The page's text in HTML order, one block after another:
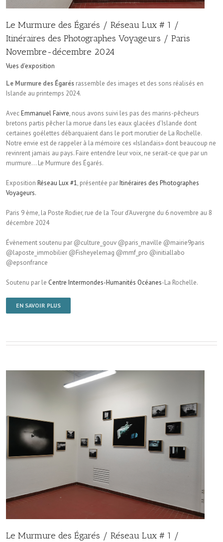
Le Murmure des Égarés / Réseau Lux # 1 /
Itinéraires des Photographes Voyageurs / Paris
Novembre-décembre 2024
Vues d'exposition
Le Murmure des Égarés rassemble des images et des sons réalisés en
Islande au printemps 2024.
AvecEmmanuel Faivre, nous avons suivi les pas des marins-pêcheurs
bretons partis pêcher la morue dans les eaux glacées d’Islande dont
certaines goélettes débarquaient dans le port morutier de La Rochelle.
Notre envie est de rappeler à la mémoire ces «Islandais» dont beaucoup ne
revinrent jamais au pays. Faire entendre leur voix, ne serait-ce que par un
murmure… Le Murmure des Égarés.
Exposition Réseau Lux #1, présentée parItinéraires des Photographes
Voyageurs.
Paris 9 ème, la Poste Rodier, rue de la Tour d’Auvergne du 6 novembre au 8
décembre 2024
Évènement soutenu par @culture_gouv @paris_maville @mairie9paris
@laposte_immobilier @Fisheyelemag @mmf_pro @initiallabo
@epsonfrance
Soutenu par le Centre Intermondes-Humanités Océanes-La Rochelle.
EN SAVOIR PLUS
Le Murmure des Égarés / Réseau Lux # 1 /